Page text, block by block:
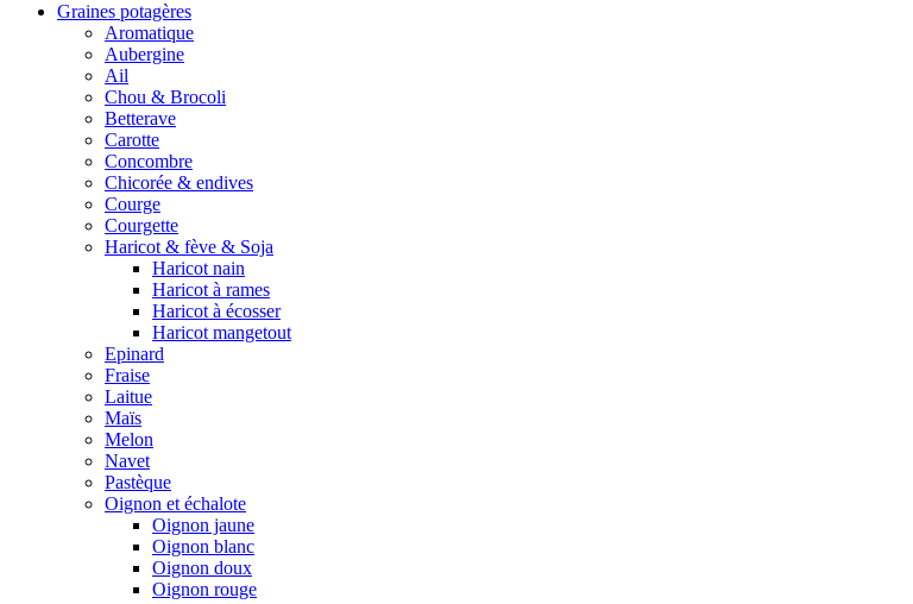
Graines potagères
Aromatique
Aubergine
Ail
Chou & Brocoli
Betterave
Carotte
Concombre
Chicorée & endives
Courge
Courgette
Haricot & fève & Soja
Haricot nain
Haricot à rames
Haricot à écosser
Haricot mangetout
Epinard
Fraise
Laitue
Maïs
Melon
Navet
Pastèque
Oignon et échalote
Oignon jaune
Oignon blanc
Oignon doux
Oignon rouge